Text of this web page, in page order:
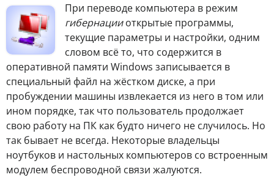
При переводе компьютера в режим
гибернацииоткрытые программы,
текущие параметры и настройки, одним
словом всё то, что содержится в
оперативной памяти Windows записывается в
специальный файл на жёстком диске, а при
пробуждении машины извлекается из него в том или
ином порядке, так что пользователь продолжает
свою работу на ПК как будто ничего не случилось. Но
так бывает не всегда. Некоторые владельцы
ноутбуков и настольных компьютеров со встроенным
модулем беспроводной связи жалуются.